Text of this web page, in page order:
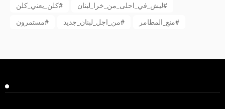
كلن_يعني_كلن#
ليش_في_احلى_من_خرا_لبنان#
مستمرون#
من_اجل_لبنان_جديد# منع_المطامر#